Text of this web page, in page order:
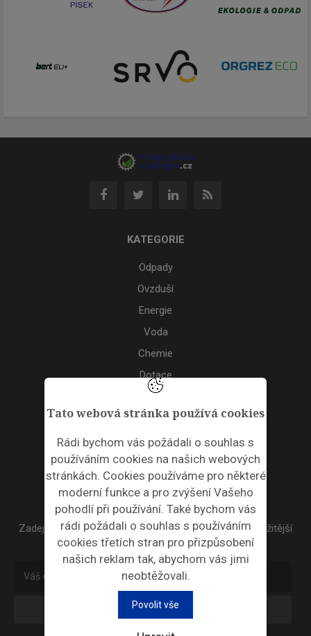
Tato webová stránka používá cookies
Rádi bychom vás požádali o souhlas s
používáním cookies na našich webových
stránkách. Cookies používáme pro některé
moderní funkce a pro zvýšení Vašeho
pohodlí při používání. Také bychom vás
rádi požádali o souhlas s používáním
cookies třetích stran pro přizpůsobení
našich reklam tak, abychom vás jimi
neobtěžovali.
Povolit vše
KATEGORIE
Odpady
Ovzduší
Energie
Voda
Chemie
Dotace
Akce
ODPADNÍ PLASTY
NEWSLETTER
Zadejte váš email a my Vám budeme zasílat ty nejdůležitější
informace, maximálně 1x týdně.
Odebírat